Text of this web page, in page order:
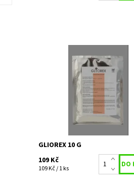
Pomocný rostlinný přípravek na
česneku, cibulovin, okrasných
cibulovin, luskovin a zeleniny.
zlepšuje zdravotní stav
Skladem 3
5433
FYTOVITA
GLIOREX 10 G
109 Kč
109 Kč / 1 ks